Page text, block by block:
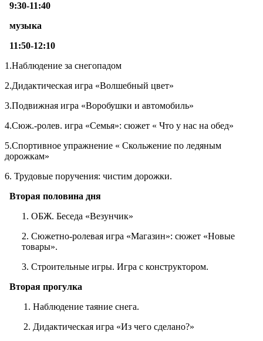
9:30-11:40
музыка
11:50-12:10
1.Наблюдение за снегопадом
2.Дидактическая игра «Волшебный цвет»
3.Подвижная игра «Воробушки и автомобиль»
4.Сюж.-ролев. игра «Семья»: сюжет « Что у нас на обед»
5.Спортивное упражнение « Скольжение по ледяным
дорожкам»
6. Трудовые поручения: чистим дорожки.
Вторая половина дня
1. ОБЖ. Беседа «Везунчик»
2. Сюжетно-ролевая игра «Магазин»: сюжет «Новые
товары».
3. Строительные игры. Игра с конструктором.
Вторая прогулка
1. Наблюдение таяние снега.
2. Дидактическая игра «Из чего сделано?»